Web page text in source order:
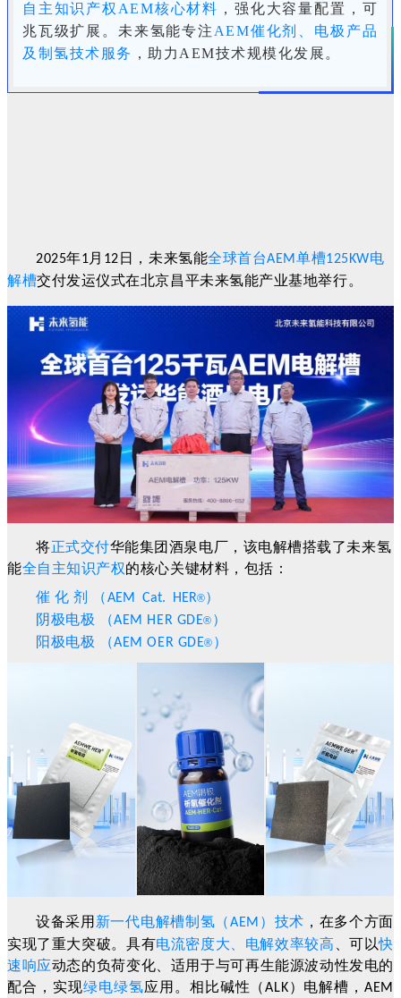
自主知识产权AEM核心材料 ，强化大容量配置，可
兆瓦级扩展。未来氢能专注AEM催化剂、电极产品
及制氢技术服务 ，助力AEM技术规模化发展。
2025年1月 12 日，未来氢能全球首台AEM单槽125KW电
解槽交付发运仪式在北京昌平未来氢能产业基地举行。
将正式交付华能集团酒泉电厂，该电解槽搭载了未来氢
能全自主知识产权的核心关键材料，包括：
催 化 剂 （AEM Cat. HER®）
阴极电极 （AEM HER GDE® ）
阳极电极 （AEM OER GDE® ）
设备采用 新一代电解槽制氢（AEM ）技术 ，在多个方面
实现了重大突破。 具有电流密度大、电解效率较高 、可以快
速响应动态的负荷变化、适用于与可再生能源波动性发电的
配合，实现绿电绿氢应用。相比碱性（ALK）电解槽，AEM